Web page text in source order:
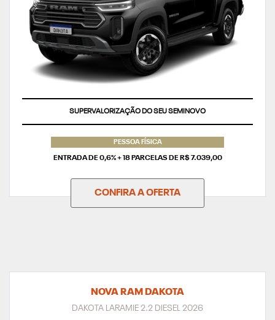
SUPERVALORIZAÇÃO DO SEU SEMINOVO
PESSOA FÍSICA
ENTRADA DE 0,6% + 18 PARCELAS DE R$ 7.039,00
CONFIRA A OFERTA
NOVA RAM DAKOTA
DAKOTA LARAMIE 2.2 DIESEL 2026